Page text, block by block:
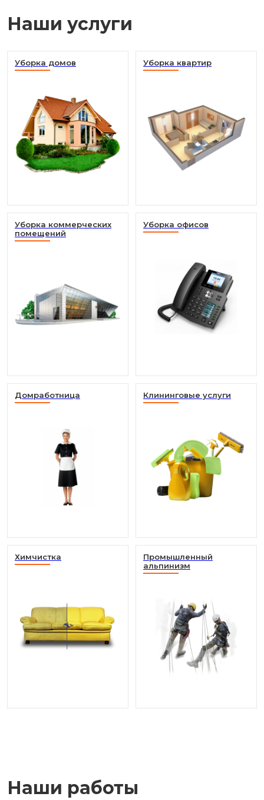
Наши услуги
Уборка домов Уборка квартир
Уборка коммерческих
помещений
Уборка офисов
Домработница Клининговые услуги
Химчистка
Промышленный
альпинизм
Наши работы